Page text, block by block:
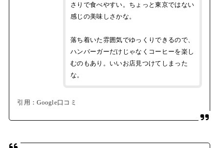
さりで食べやすい。ちょっと東京ではない
感じの美味しさかな。
落ち着いた雰囲気でゆっくりできるので、
ハンバーガーだけじゃなくコーヒーを楽し
むのもあり。いいお店見つけてしまった
な。
引用：Google口コミ